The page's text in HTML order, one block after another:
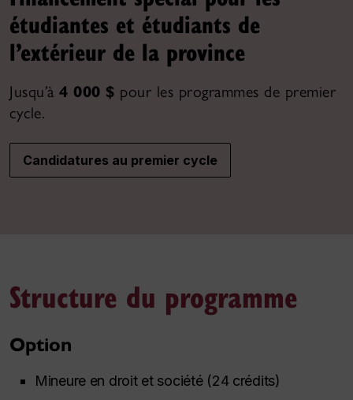
étudiantes et étudiants de
l’extérieur de la province
Jusqu’à 4 000 $ pour les programmes de premier
cycle.
Candidatures au premier cycle
Structure du programme
Option
Mineure en droit et société (24 crédits)